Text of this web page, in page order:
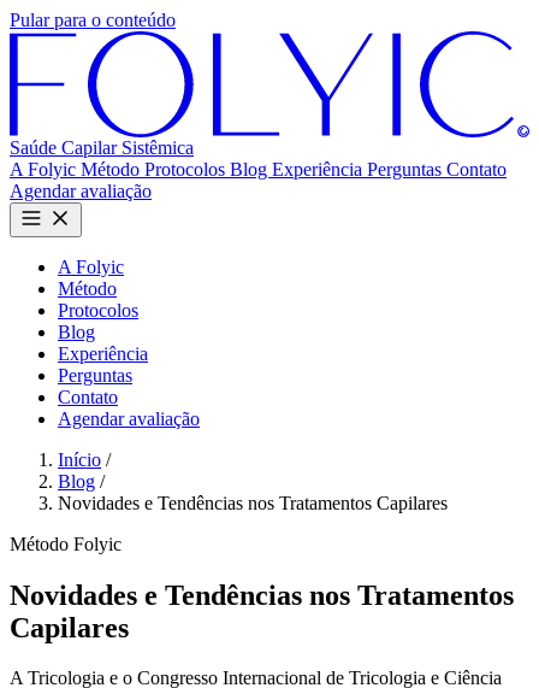
Pular para o conteúdo
Saúde Capilar Sistêmica
A Folyic Método Protocolos Blog Experiência Perguntas Contato
Agendar avaliação
A Folyic
Método
Protocolos
Blog
Experiência
Perguntas
Contato
Agendar avaliação
Início /
Blog /
Novidades e Tendências nos Tratamentos Capilares
Método Folyic
Novidades e Tendências nos Tratamentos
Capilares
A Tricologia e o Congresso Internacional de Tricologia e Ciência